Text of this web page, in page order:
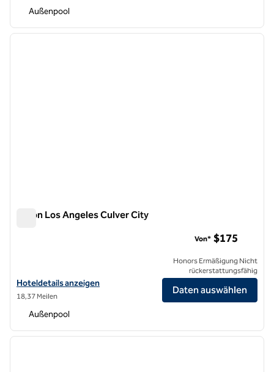
Außenpool
1 von 12
Hilton Los Angeles Culver City
Hoteldetails für das Hilton Los Angeles Culver City anzeigen
Hoteldetails anzeigen
18,37 Meilen
Von* $175
Honors Ermäßigung Nicht
rückerstattungsfähig
Daten auswählen
Außenpool
1 von 12